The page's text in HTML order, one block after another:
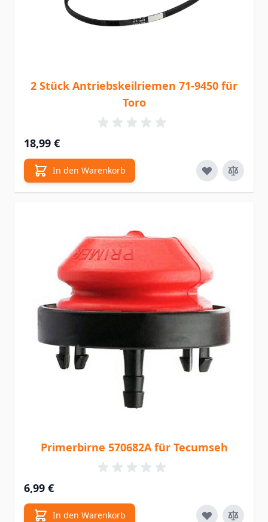
2 Stück Antriebskeilriemen 71-9450 für
Toro
18,99 €
In den Warenkorb
Primerbirne 570682A für Tecumseh
6,99 €
In den Warenkorb